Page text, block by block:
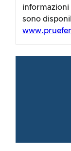
informazioni
sono